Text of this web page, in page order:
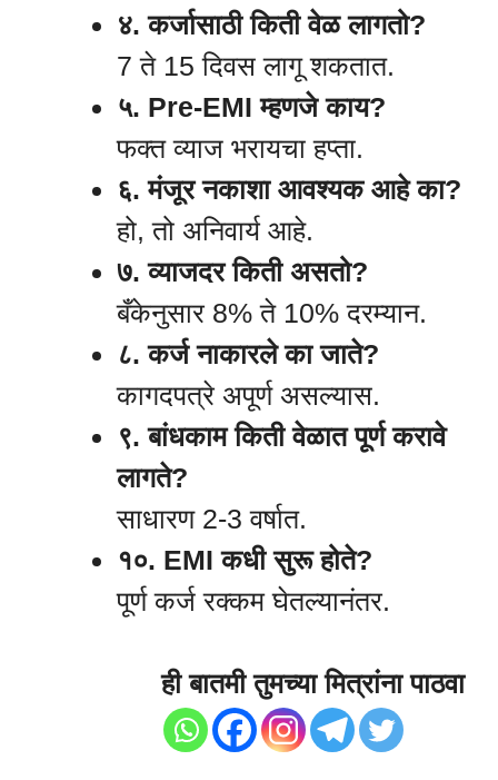
४. कर्जासाठी किती वेळ लागतो?
7 ते 15 दिवस लागू शकतात.
५. Pre-EMI म्हणजे काय?
फक्त व्याज भरायचा हप्ता.
६. मंजूर नकाशा आवश्यक आहे का?
हो, तो अनिवार्य आहे.
७. व्याजदर किती असतो?
बँकेनुसार 8% ते 10% दरम्यान.
८. कर्ज नाकारले का जाते?
कागदपत्रे अपूर्ण असल्यास.
९. बांधकाम किती वेळात पूर्ण करावे
लागते?
साधारण 2-3 वर्षात.
१०. EMI कधी सुरू होते?
पूर्ण कर्ज रक्कम घेतल्यानंतर.
ही बातमी तुमच्या मित्रांना पाठवा